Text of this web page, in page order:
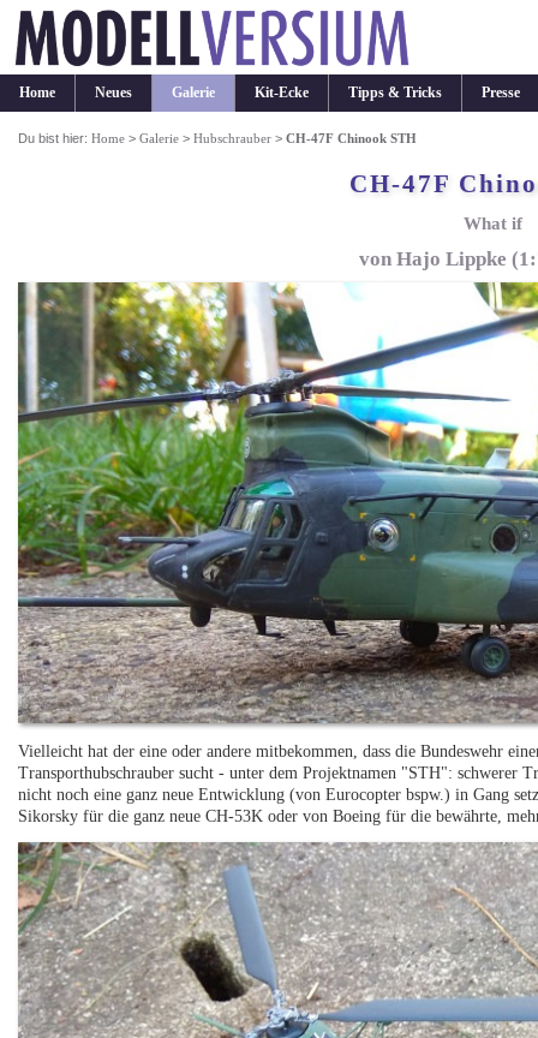
Home Neues Galerie Kit-Ecke Tipps & Tricks Presse
Du bist hier:Home >Galerie >Hubschrauber >CH-47F Chinook STH
CH-47F
What if
von Hajo Lippke
Vielleicht hat der eine oder andere mitbekommen, dass die Bundeswehr
Transporthubschrauber sucht - unter dem Projektnamen "STH": schwerer
nicht noch eine ganz neue Entwicklung (von Eurocopter bspw.) in Gang
Sikorsky für die ganz neue CH-53K oder von Boeing für die bewährte,